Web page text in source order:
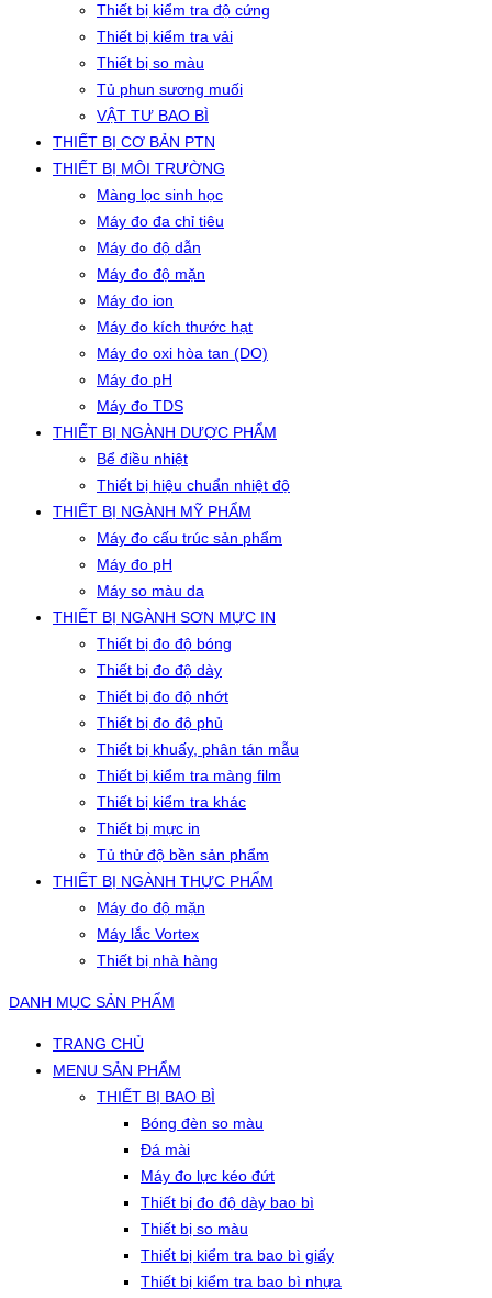
Thiết bị kiểm tra độ cứng
Thiết bị kiểm tra vải
Thiết bị so màu
Tủ phun sương muối
VẬT TƯ BAO BÌ
THIẾT BỊ CƠ BẢN PTN
THIẾT BỊ MÔI TRƯỜNG
Màng lọc sinh học
Máy đo đa chỉ tiêu
Máy đo độ dẫn
Máy đo độ mặn
Máy đo ion
Máy đo kích thước hạt
Máy đo oxi hòa tan (DO)
Máy đo pH
Máy đo TDS
THIẾT BỊ NGÀNH DƯỢC PHẨM
Bể điều nhiệt
Thiết bị hiệu chuẩn nhiệt độ
THIẾT BỊ NGÀNH MỸ PHẨM
Máy đo cấu trúc sản phẩm
Máy đo pH
Máy so màu da
THIẾT BỊ NGÀNH SƠN MỰC IN
Thiết bị đo độ bóng
Thiết bị đo độ dày
Thiết bị đo độ nhớt
Thiết bị đo độ phủ
Thiết bị khuấy, phân tán mẫu
Thiết bị kiểm tra màng film
Thiết bị kiểm tra khác
Thiết bị mực in
Tủ thử độ bền sản phẩm
THIẾT BỊ NGÀNH THỰC PHẨM
Máy đo độ mặn
Máy lắc Vortex
Thiết bị nhà hàng
DANH MỤC SẢN PHẨM
TRANG CHỦ
MENU SẢN PHẨM
THIẾT BỊ BAO BÌ
Bóng đèn so màu
Đá mài
Máy đo lực kéo đứt
Thiết bị đo độ dày bao bì
Thiết bị so màu
Thiết bị kiểm tra bao bì giấy
Thiết bị kiểm tra bao bì nhựa